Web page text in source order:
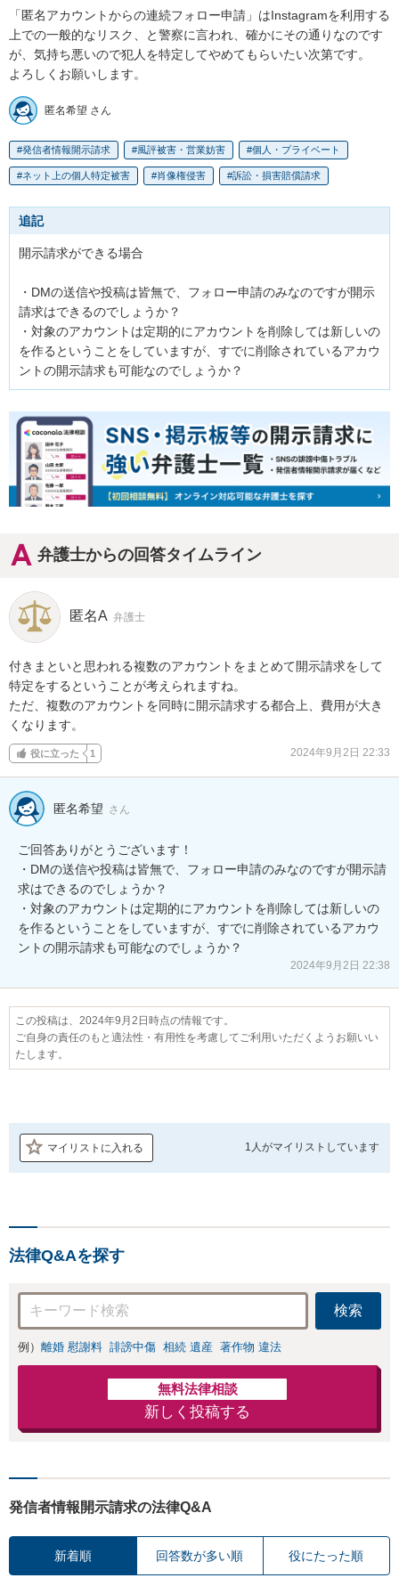
「匿名アカウントからの連続フォロー申請」はInstagramを利用する
上での一般的なリスク、と警察に言われ、確かにその通りなのです
が、気持ち悪いので犯人を特定してやめてもらいたい次第です。
よろしくお願いします。
匿名希望 さん
発信者情報開示請求 風評被害・営業妨害 個人・プライベート
ネット上の個人特定被害 肖像権侵害 訴訟・損害賠償請求
追記
開示請求ができる場合
・DMの送信や投稿は皆無で、フォロー申請のみなのですが開示
請求はできるのでしょうか？
・対象のアカウントは定期的にアカウントを削除しては新しいの
を作るということをしていますが、すでに削除されているアカウ
弁護士からの回答タイムライン
匿名A 弁護士
付きまといと思われる複数のアカウントをまとめて開示請求をして
特定をするということが考えられますね。
ただ、複数のアカウントを同時に開示請求する都合上、費用が大き
くなります。
役に立った 1 2024年9月2日 22:33
匿名希望 さん
ご回答ありがとうございます！
・DMの送信や投稿は皆無で、フォロー申請のみなのですが開示請
求はできるのでしょうか？
・対象のアカウントは定期的にアカウントを削除しては新しいの
を作るということをしていますが、すでに削除されているアカウ
ントの開示請求も可能なのでしょうか？
2024年9月2日 22:38
この投稿は、2024年9月2日時点の情報です。
ご自身の責任のもと適法性・有用性を考慮してご利用いただくようお願いい
たします。
マイリストに入れる 1人がマイリストしています
法律Q&Aを探す
検索
例） 離婚 慰謝料 誹謗中傷 相続 遺産 著作物 違法
無料法律相談
新しく投稿する
発信者情報開示請求の法律Q&A
新着順 回答数が多い順 役にたった順